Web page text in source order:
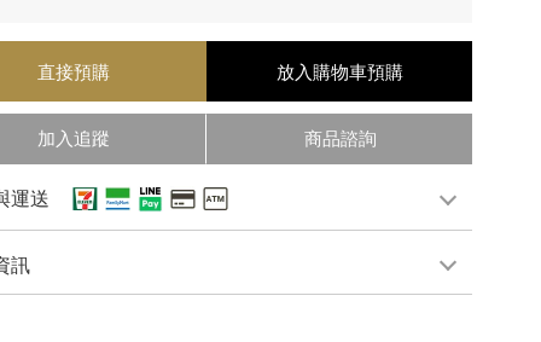
直接預購 放入購物車預購
加入追蹤 商品諮詢
運送
訊